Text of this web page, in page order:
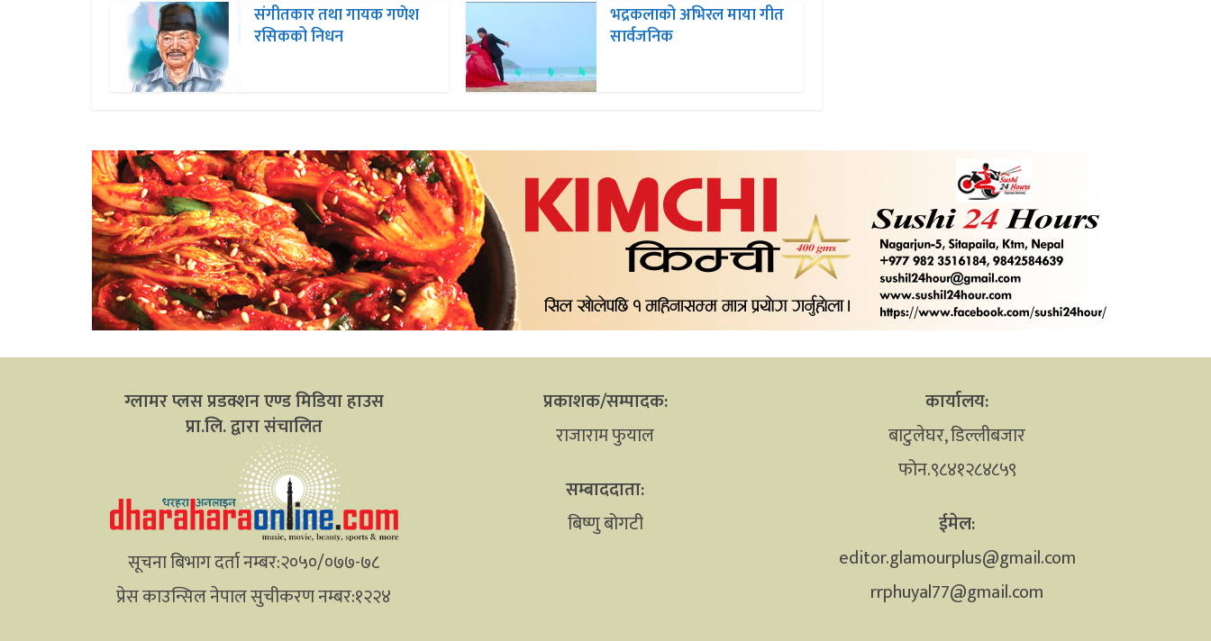
संगीतकार तथा गायक गणेश
रसिकको निधन
भद्रकलाको अभिरल माया गीत
सार्वजनिक
ग्लामर प्लस प्रडक्शन एण्ड मिडिया हाउस
प्रा.लि. द्वारा संचालित
सूचना बिभाग दर्ता नम्बर:२०५०/०७७-७८
प्रेस काउन्सिल नेपाल सुचीकरण नम्बर:१२२४
प्रकाशक/सम्पादक:
राजाराम फुयाल
सम्बाददाता:
बिष्णु बोगटी
कार्यालय:
बाटुलेघर, डिल्लीबजार
फोन.९८४१२८४८५९
ईमेल:
editor.glamourplus@gmail.com
rrphuyal77@gmail.com